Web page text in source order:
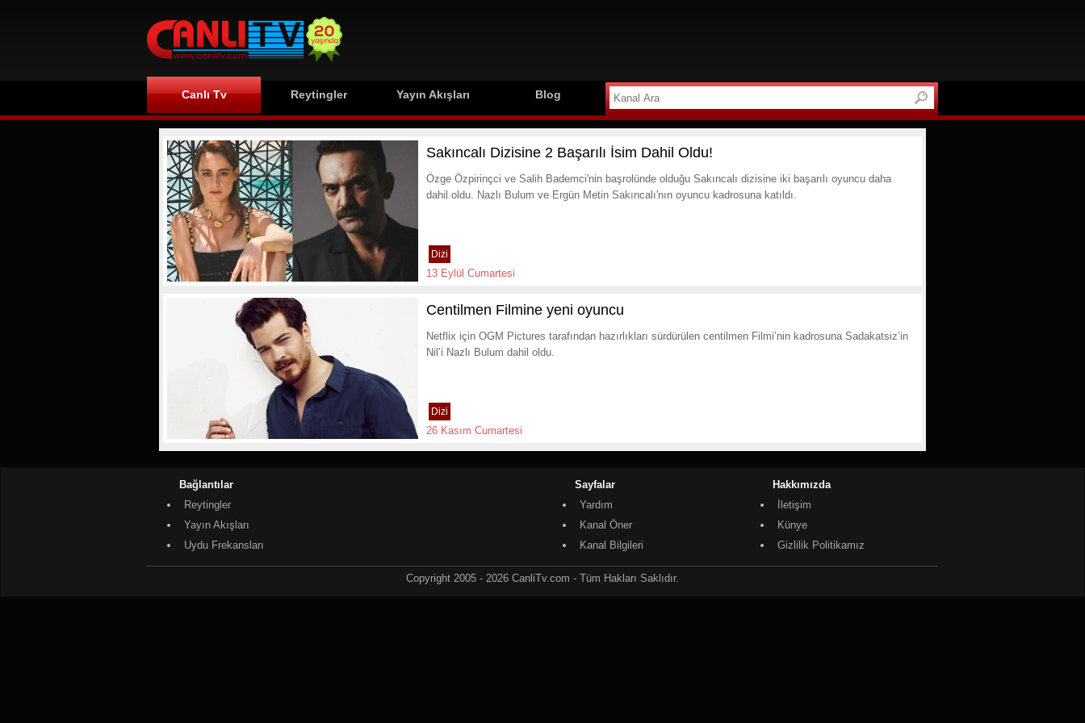
Canlı Tv Reytingler Yayın Akışları Blog
Sakıncalı Dizisine 2 Başarılı İsim Dahil Oldu!
Özge Özpirinçci ve Salih Bademci'nin başrolünde olduğu Sakıncalı dizisine iki başarılı oyuncu daha
dahil oldu. Nazlı Bulum ve Ergün Metin Sakıncalı'nın oyuncu kadrosuna katıldı.
Dizi
13 Eylül Cumartesi
Centilmen Filmine yeni oyuncu
Netflix için OGM Pictures tarafından hazırlıkları sürdürülen centilmen Filmi’nin kadrosuna Sadakatsiz’in
Nil’i Nazlı Bulum dahil oldu.
Dizi
26 Kasım Cumartesi
Bağlantılar
Reytingler
Yayın Akışları
Uydu Frekansları
Sayfalar
Yardım
Kanal Öner
Kanal Bilgileri
Hakkımızda
İletişim
Künye
Gizlilik Politikamız
Copyright 2005 - 2026 CanliTv.com - Tüm Hakları Saklıdır.